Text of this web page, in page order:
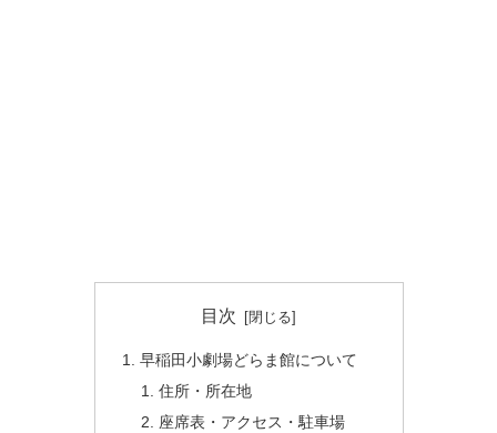
目次
早稲田小劇場どらま館について
住所・所在地
座席表・アクセス・駐車場